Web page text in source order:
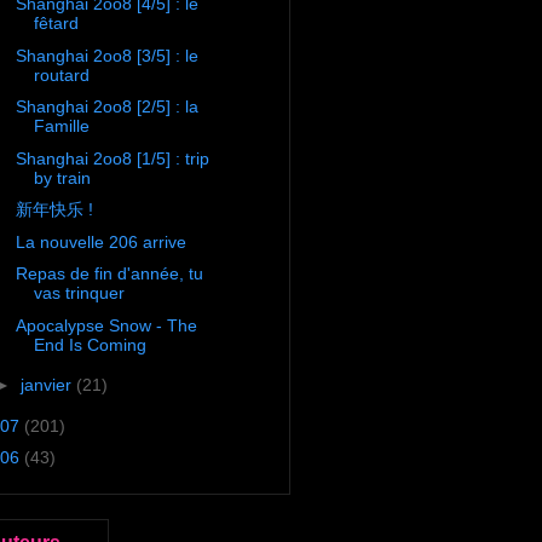
fêtard
Shanghai 2oo8 [3/5] : le
routard
Shanghai 2oo8 [2/5] : la
Famille
Shanghai 2oo8 [1/5] : trip
by train
新年快乐 !
La nouvelle 206 arrive
Repas de fin d'année, tu
vas trinquer
Apocalypse Snow - The
End Is Coming
janvier (21)
07 (201)
06 (43)